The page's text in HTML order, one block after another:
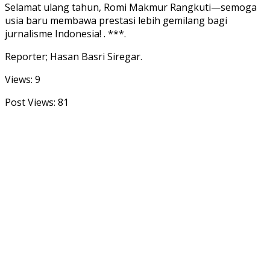
Selamat ulang tahun, Romi Makmur Rangkuti—semoga
usia baru membawa prestasi lebih gemilang bagi
jurnalisme Indonesia! . ***.
Reporter; Hasan Basri Siregar.
Views: 9
Post Views: 81